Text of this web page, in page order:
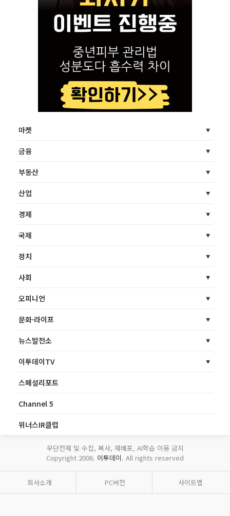
마켓
금융
부동산
산업
경제
국제
정치
사회
오피니언
문화·라이프
뉴스발전소
이투데이TV
스페셜리포트
Channel 5
위너스IR클럽
무단전재 및 수집, 복사, 재배포, AI학습 이용 금지
Copyright 2006. 이투데이. All rights reserved
회사소개 PC버전 사이트맵